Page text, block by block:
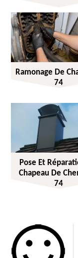
Ramonage De
74
Pose Et
Chapeau De
74